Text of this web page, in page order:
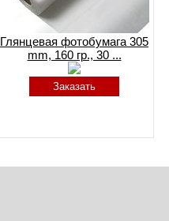
Глянцевая фотобумага 305
mm, 160 гр., 30 ...
Заказать